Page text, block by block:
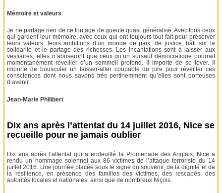
Mémoire et valeurs
Je ne partage rien de ce foutage de gueule quasi généralisé. Avec tous ceux
qui gardent leur mémoire, avec ceux qui ont toujours tout fait pour préserver
leurs valeurs, leurs ambitions d’un monde de paix, de justice, bâti sur la
solidarité et le partage des richesses. Les incantations sont à laisser aux
vestiaires, elles n’abuseront que ceux qu’un sursaut démocratique pourrait
momentanément réveiller d’un sommeil profond. Il importe de se lever. Il
importe de bousculer un laisser-aller coupable du pire pour réveiller ces
consciences dont nous savons très pertinemment qu’elles sont porteuses
d’avenir.
Jean-Marie Philibert
Dix ans après l’attentat du 14 juillet 2016, Nice se
recueille pour ne jamais oublier
Dix ans après l’attentat qui a endeuillé la Promenade des Anglais, Nice a
rendu un hommage solennel aux 86 victimes de l’attaque terroriste du 14
juillet 2016. Une journée placée sous le signe du souvenir, de la dignité et de
la résilience, en présence des familles des victimes, des rescapés, des
autorités locales et nationales, ainsi que de nombreux Niçois.